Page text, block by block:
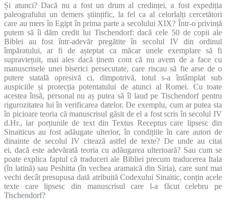
Și atunci? Dacă nu a fost un drum al credinței, a fost expediția
paleografului un demers științific, la fel ca al celorlalți cercetători
care au mers în Egipt în prima parte a secolului XIX? Într-o privință
putem să îi dăm credit lui Tischendorf: dacă cele 50 de copii ale
Biblei au fost într-adevăr pregătite în secolul IV din ordinul
împăratului, ar fi de așteptat ca măcar unele exemplare să fi
supraviețuit, mai ales dacă ținem cont că nu avem de a face cu
manuscrisele unei biserici persecutate, care riscau să fie arse de o
putere statală opresivă ci, dimpotrivă, totul s-a întâmplat sub
auspiciile și protecția potentatului de atunci al Romei. Cu toate
acestea însă, personal nu aș putea să îl laud pe Tischendorf pentru
rigurozitatea lui în verificarea datelor. De exemplu, cum ar putea sta
în picioare teoria că manuscrisul găsit de el a fost scris în secolul IV
d.Hr., iar porțiunile de text din Textus Receptus care lipsesc din
Sinaiticus au fost adăugate ulterior, în condițiile în care autori de
dinainte de secolul IV citează astfel de texte? De unde au citat
ei, dacă este adevărată teoria cu adăugarea ulterioară? Sau cum se
poate explica faptul că traduceri ale Bibliei precum traducerea Itala
(în latină) sau Peshitta (în vechea aramaică din Siria), care sunt mai
vechi decât presupusa dată atribuită Codexului Sinaitic, conțin acele
texte care lipsesc din manuscrisul care l-a făcut celebru pe
Tischendorf?